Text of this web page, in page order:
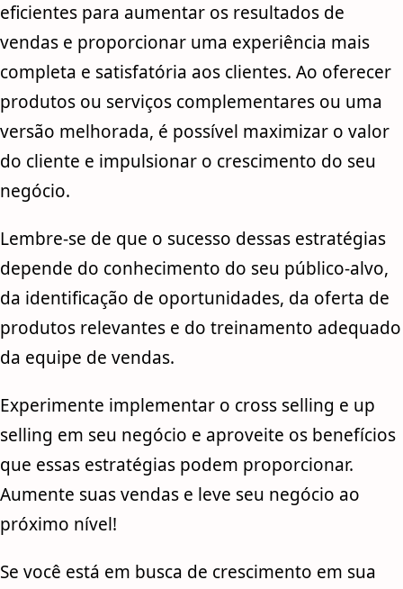
eficientes para aumentar os resultados de
vendas e proporcionar uma experiência mais
completa e satisfatória aos clientes. Ao oferecer
produtos ou serviços complementares ou uma
versão melhorada, é possível maximizar o valor
do cliente e impulsionar o crescimento do seu
negócio.
Lembre-se de que o sucesso dessas estratégias
depende do conhecimento do seu público-alvo,
da identificação de oportunidades, da oferta de
produtos relevantes e do treinamento adequado
da equipe de vendas.
Experimente implementar o cross selling e up
selling em seu negócio e aproveite os benefícios
que essas estratégias podem proporcionar.
Aumente suas vendas e leve seu negócio ao
próximo nível!
Se você está em busca de crescimento em sua